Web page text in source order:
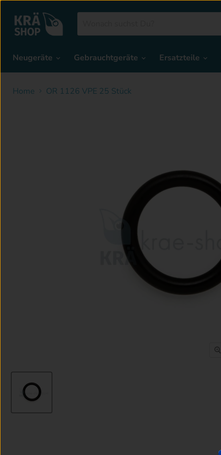
Neugeräte
Gebrauchtgeräte Ersatzteile
Home OR 1126 VPE 25 Stück